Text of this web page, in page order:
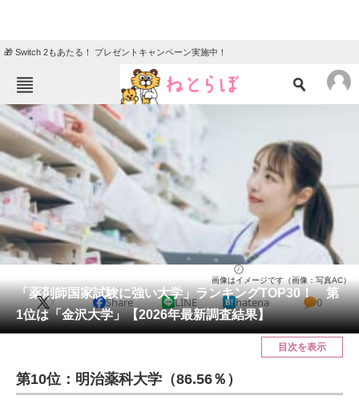
🎁 Switch 2もあたる！ プレゼントキャンペーン実施中！
ねとらぼメニュー
TOP
エンタメ クイズ
グルメ 地域
住まい 教育・育児
動物 リサーチ
会員記事
メディア
ITの今と未来を見通す
「薬剤師国家試験に強い大学」ランキングTOP30！ 第
1位は「金沢大学」【2026年最新調査結果】
画像はイメージです（画像：写真AC）
X Share LINE hatena 0
目次を表示
第10位：明治薬科大学（86.56％）